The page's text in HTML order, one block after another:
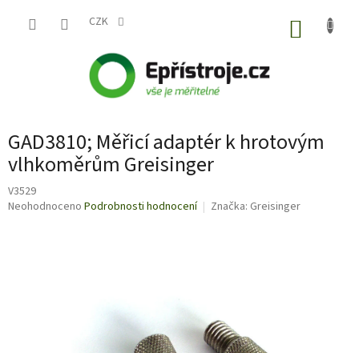
CZK
GAD3810; Měřicí adaptér k hrotovým
vlhkoměrům Greisinger
V3529
Průměrné
Neohodnoceno Podrobnosti hodnocení Značka: Greisinger